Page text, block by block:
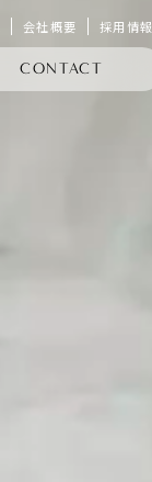
会社概要 採用情報
CONTACT